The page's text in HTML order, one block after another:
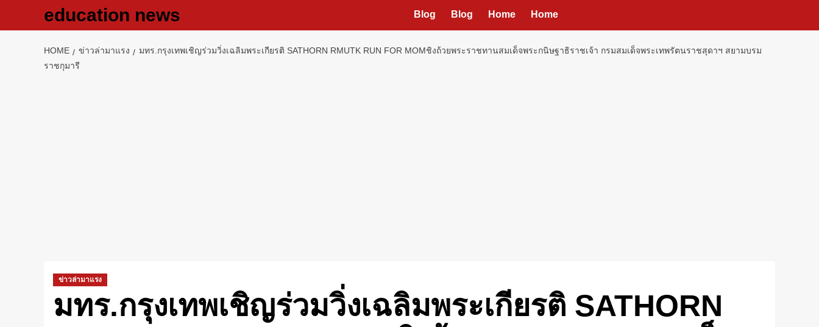
education news Blog Blog Home Home
HOME ข่าวล่ามาแรง
มทร.กรุงเทพเชิญร่วมวิ่งเฉลิมพระเกียรติ SATHORN RMUTK RUN FOR MOMชิงถ้วยพระราชทานสมเด็จพระกนิษฐาธิราชเจ้า กรมสมเด็จพระเทพรัตนราชสุดาฯ สยามบรม
ราชกุมารี
ข่าวล่ามาแรง
มทร.กรุงเทพเชิญร่วมวิ่งเฉลิมพระเกียรติ SATHORN